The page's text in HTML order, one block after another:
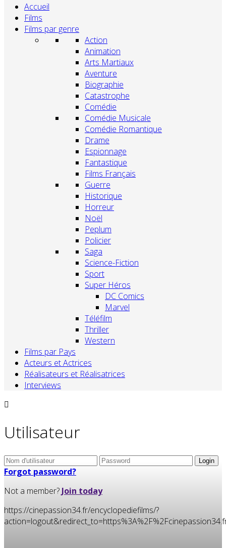
Accueil
Films
Films par genre
Action
Animation
Arts Martiaux
Aventure
Biographie
Catastrophe
Comédie
Comédie Musicale
Comédie Romantique
Drame
Espionnage
Fantastique
Films Français
Guerre
Historique
Horreur
Noël
Peplum
Policier
Saga
Science-Fiction
Sport
Super Héros
DC Comics
Marvel
Téléfilm
Thriller
Western
Films par Pays
Acteurs et Actrices
Réalisateurs et Réalisatrices
Interviews
Utilisateur
Forgot password?
Not a member? Join today
https://cinepassion34.fr/encyclopediefilms/?